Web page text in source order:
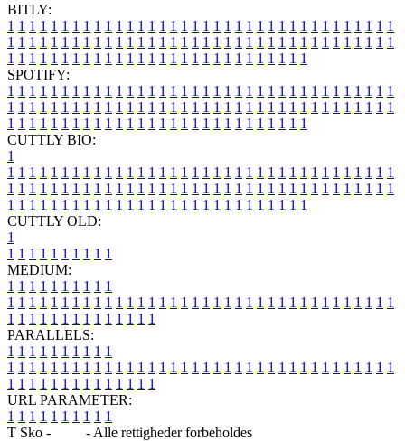
BITLY:
1 1 1 1 1 1 1 1 1 1 1 1 1 1 1 1 1 1 1 1 1 1 1 1 1 1 1 1 1 1 1 1 1 1 1 1
1 1 1 1 1 1 1 1 1 1 1 1 1 1 1 1 1 1 1 1 1 1 1 1 1 1 1 1 1 1 1 1 1 1 1 1
1 1 1 1 1 1 1 1 1 1 1 1 1 1 1 1 1 1 1 1 1 1 1 1 1 1 1 1
SPOTIFY:
1 1 1 1 1 1 1 1 1 1 1 1 1 1 1 1 1 1 1 1 1 1 1 1 1 1 1 1 1 1 1 1 1 1 1 1
1 1 1 1 1 1 1 1 1 1 1 1 1 1 1 1 1 1 1 1 1 1 1 1 1 1 1 1 1 1 1 1 1 1 1 1
1 1 1 1 1 1 1 1 1 1 1 1 1 1 1 1 1 1 1 1 1 1 1 1 1 1 1 1
CUTTLY BIO:
1
1 1 1 1 1 1 1 1 1 1 1 1 1 1 1 1 1 1 1 1 1 1 1 1 1 1 1 1 1 1 1 1 1 1 1 1
1 1 1 1 1 1 1 1 1 1 1 1 1 1 1 1 1 1 1 1 1 1 1 1 1 1 1 1 1 1 1 1 1 1 1 1
1 1 1 1 1 1 1 1 1 1 1 1 1 1 1 1 1 1 1 1 1 1 1 1 1 1 1 1
CUTTLY OLD:
1
1 1 1 1 1 1 1 1 1 1
MEDIUM:
1 1 1 1 1 1 1 1 1 1
1 1 1 1 1 1 1 1 1 1 1 1 1 1 1 1 1 1 1 1 1 1 1 1 1 1 1 1 1 1 1 1 1 1 1 1
1 1 1 1 1 1 1 1 1 1 1 1 1 1
PARALLELS:
1 1 1 1 1 1 1 1 1 1
1 1 1 1 1 1 1 1 1 1 1 1 1 1 1 1 1 1 1 1 1 1 1 1 1 1 1 1 1 1 1 1 1 1 1 1
1 1 1 1 1 1 1 1 1 1 1 1 1 1
URL PARAMETER:
1 1 1 1 1 1 1 1 1 1
T Sko -
- Alle rettigheder forbeholdes